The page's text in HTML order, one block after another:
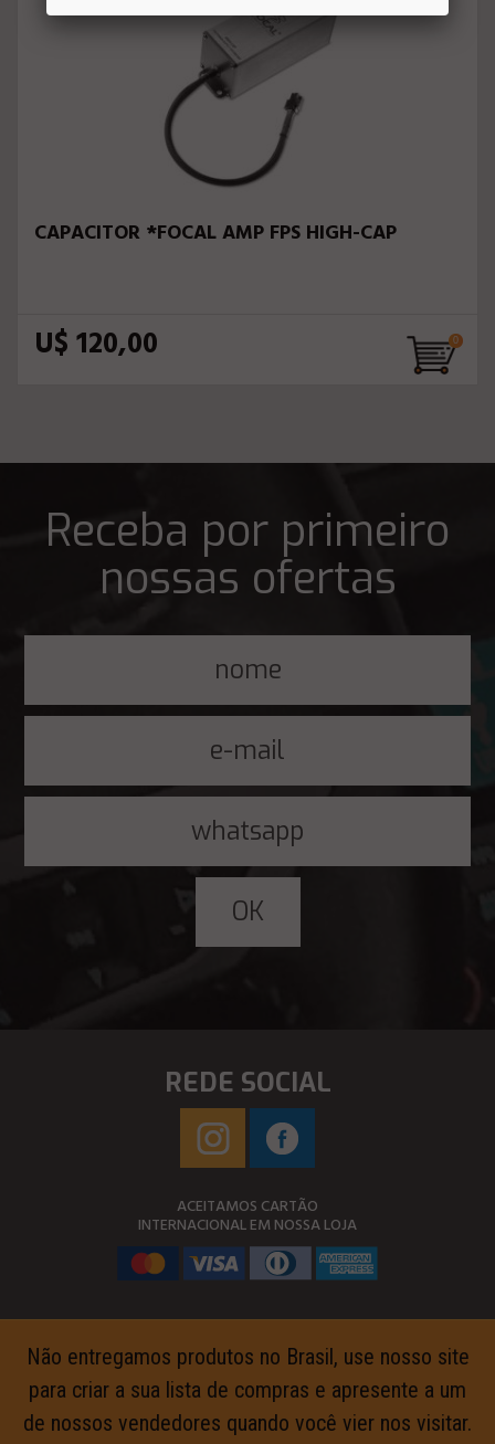
CAPACITOR *FOCAL AMP FPS HIGH-CAP
U$ 120,00
Receba por primeiro
nossas ofertas
REDE SOCIAL
ACEITAMOS CARTÃO
INTERNACIONAL EM NOSSA LOJA
Não entregamos produtos no Brasil, use nosso site
para criar a sua lista de compras e apresente a um
de nossos vendedores quando você vier nos visitar.